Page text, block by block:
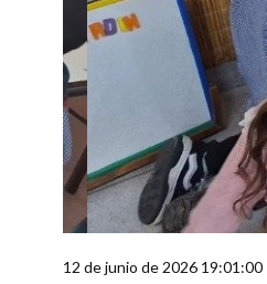
12 de junio de 2026 19:01:00